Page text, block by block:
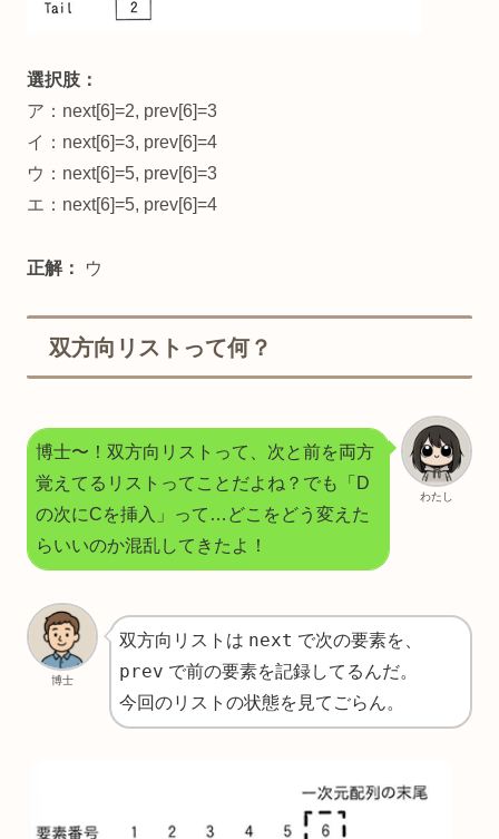
選択肢：
ア：next[6]=2, prev[6]=3
イ：next[6]=3, prev[6]=4
ウ：next[6]=5, prev[6]=3
エ：next[6]=5, prev[6]=4
正解： ウ​
双方向リストって何？
わたし
博士〜！双方向リストって、次と前を両方
覚えてるリストってことだよね？でも「D
の次にCを挿入」って…どこをどう変えた
らいいのか混乱してきたよ！
博士
双方向リストは next で次の要素を、
prev で前の要素を記録してるんだ。
今回のリストの状態を見てごらん。